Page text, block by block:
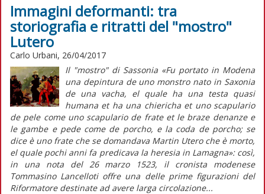
Immagini deformanti: tra
storiografia e ritratti del "mostro"
Lutero
Carlo Urbani, 26/04/2017
Il "mostro" di Sassonia «Fu portato in Modena
una depintura de uno monstro nato in Saxonia
de una vacha, el quale ha una testa quasi
humana et ha una chiericha et uno scapulario
de pele come uno scapulario de frate et le braze denanze e
le gambe e pede come de porcho, e la coda de porcho; se
dice è uno frate che se domandava Martin Utero che è morto,
el quale pochi anni fa predicava la heresia in Lamagna»: così,
in una nota del 26 marzo 1523, il cronista modenese
Tommasino Lancelloti offre una delle prime figurazioni del
Riformatore destinate ad avere larga circolazione...